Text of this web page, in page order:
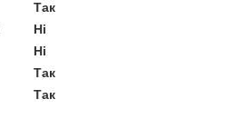
Так
Ні
Ні
Так
Так